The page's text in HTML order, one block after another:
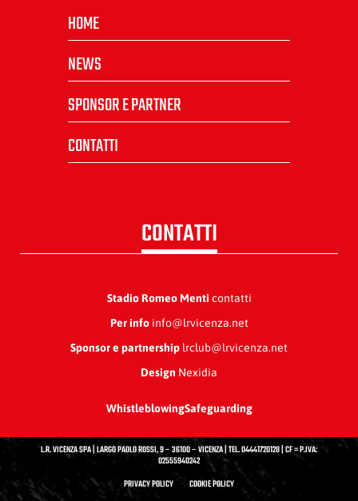
HOME
NEWS
SPONSOR E PARTNER
CONTATTI
CONTATTI
Stadio Romeo Menti contatti
Per infoinfo@lrvicenza.net
Sponsor e partnership lrclub@lrvicenza.net
Design Nexidia
WhistleblowingSafeguarding
L.R. VICENZA SPA | LARGO PAOLO ROSSI, 9 – 36100 – VICENZA | TEL. 04441720128 | CF = P.IVA:
02555940242
PRIVACY POLICY
COOKIE POLICY